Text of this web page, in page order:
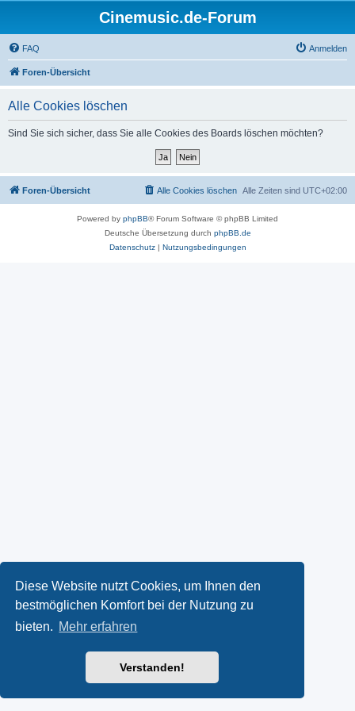
Diese Website nutzt Cookies, um Ihnen den
bestmöglichen Komfort bei der Nutzung zu
bieten. Mehr erfahren
Verstanden!
Cinemusic.de-Forum
FAQ Anmelden
Foren-Übersicht
Alle Cookies löschen
Sind Sie sich sicher, dass Sie alle Cookies des Boards löschen möchten?
Foren-Übersicht Alle Zeiten sind UTC+02:00
Alle Cookies löschen
Powered by phpBB® Forum Software © phpBB Limited
Deutsche Übersetzung durch phpBB.de
Datenschutz| Nutzungsbedingungen